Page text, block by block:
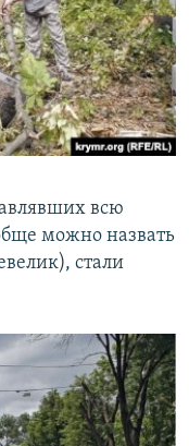
всю
можно назвать
стали